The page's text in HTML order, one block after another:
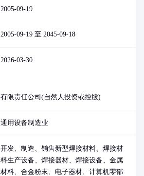
2005-09-19
2005-09-19 至 2045-09-18
2026-03-30
有限责任公司(自然人投资或控股)
通用设备制造业
开发、制造、销售新型焊接材料、焊接材
料生产设备、焊接器材、焊接设备、金属
材料、合金粉末、电子器材、计算机零部